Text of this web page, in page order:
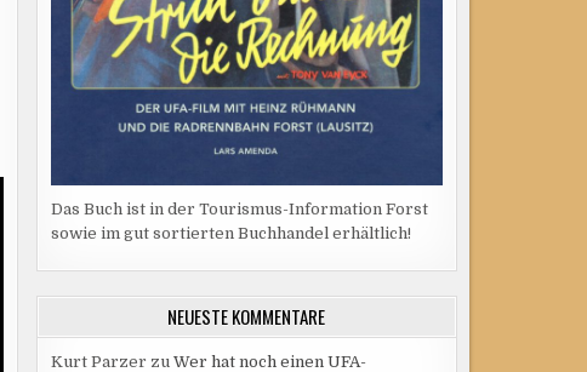
Das Buch ist in der Tourismus-Information Forst
sowie im gut sortierten Buchhandel erhältlich!
NEUESTE KOMMENTARE
Kurt Parzer zu Wer hat noch einen UFA-